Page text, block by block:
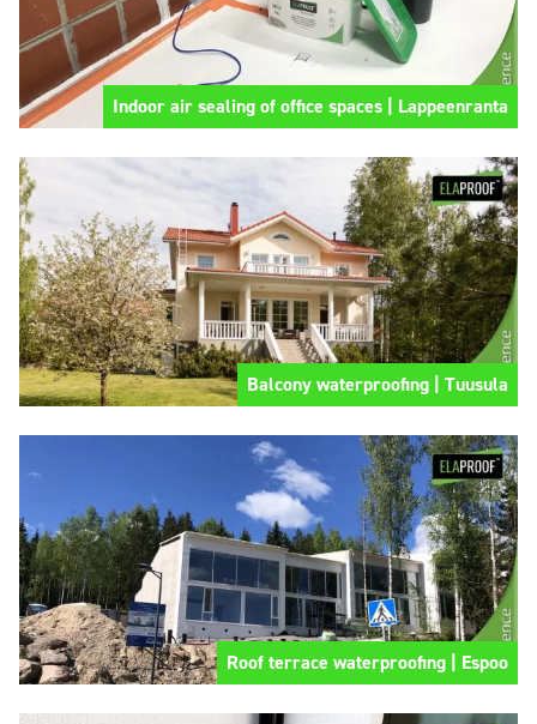
Indoor air sealing of office spaces | Lappeenranta
Balcony waterproofing | Tuusula
Roof terrace waterproofing | Espoo